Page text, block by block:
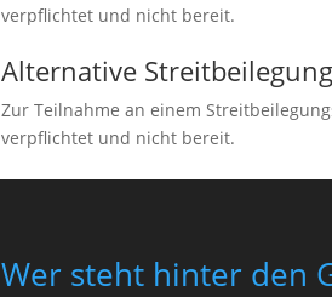
verpflichtet und nicht bereit.
Alternative
Zur Teilnahme an einem
verpflichtet und nicht bereit.
Wer steht hinter den